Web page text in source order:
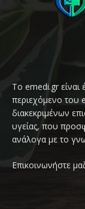
Το emedi.gr είναι
περιεχόμενο του
διακεκριμένων
υγείας, που
ανάλογα με το
Επικοινωνήστε